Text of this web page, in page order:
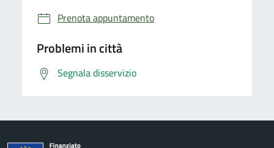
Prenota appuntamento
Problemi in città
Segnala disservizio